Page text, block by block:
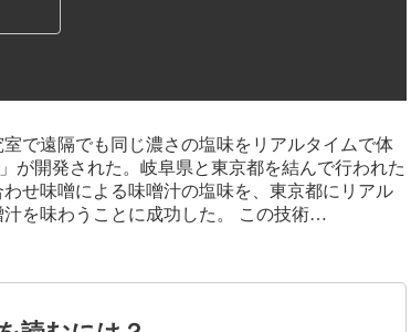
で遠隔でも同じ濃さの塩味をリアルタイムで体
が開発された。岐阜県と東京都を結んで行われた
せ味噌による味噌汁の塩味を、東京都にリアル
を味わうことに成功した。 この技術…